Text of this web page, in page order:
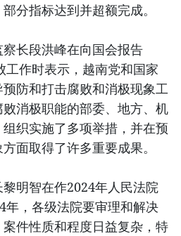
分指标达到并超额完成。
长段洪峰在向国会报告
工作时表示，越南党和国家
防和打击腐败和消极现象工
消极职能的部委、地方、机
织实施了多项举措，并在预
面取得了许多重要成果。
明智在作2024年人民法院
年，各级法院要审理和解决
件性质和程度日益复杂，特